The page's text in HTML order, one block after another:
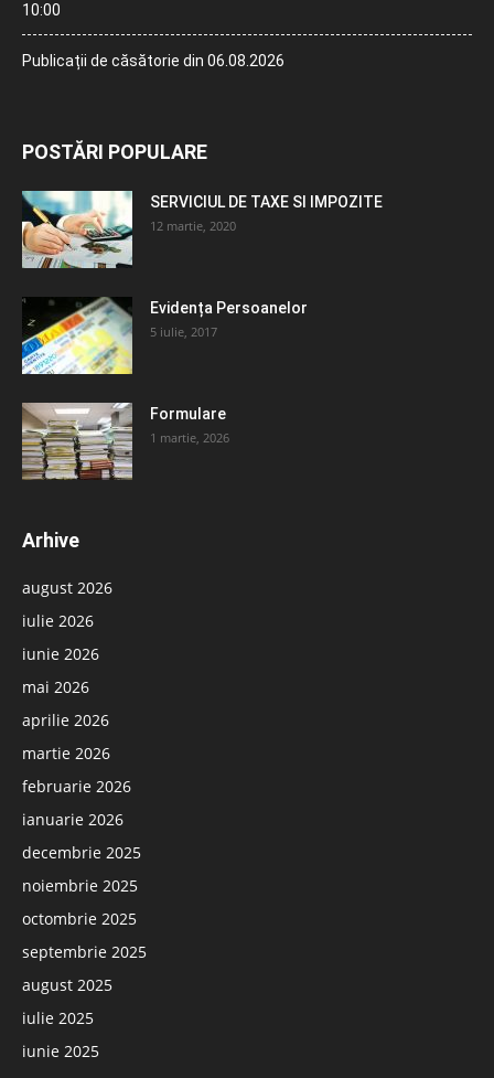
10:00
Publicații de căsătorie din 06.08.2026
POSTĂRI POPULARE
SERVICIUL DE TAXE SI IMPOZITE
12 martie, 2020
Evidența Persoanelor
5 iulie, 2017
Formulare
1 martie, 2026
Arhive
august 2026
iulie 2026
iunie 2026
mai 2026
aprilie 2026
martie 2026
februarie 2026
ianuarie 2026
decembrie 2025
noiembrie 2025
octombrie 2025
septembrie 2025
august 2025
iulie 2025
iunie 2025